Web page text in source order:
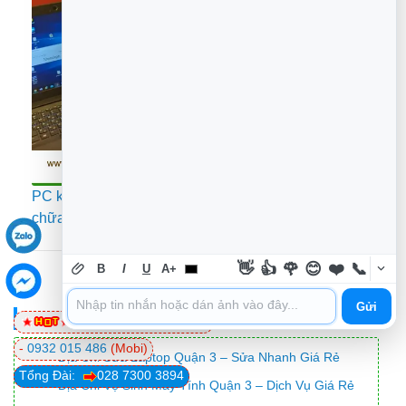
PC không kết nối internet: Lỗi mạng hay driver? Sửa
chữa TPHCM
Xếp Hạng post
Bài Viết Khác
Địa Chỉ Sửa Laptop Quận 3 – Sửa Nhanh Giá Rẻ
Địa Chỉ Vệ Sinh Máy Tính Quận 3 – Dịch Vụ Giá Rẻ
Tổng Đài: 028 7300 3894
- 0932 015 486 (Mobi)
0981 81 32 72(Viettel)
B I U A+ 👋 👍 🌹 😊 ❤️ 📞
Gửi